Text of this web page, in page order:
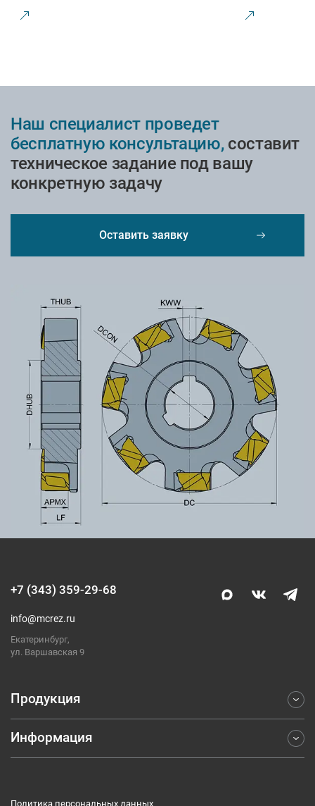
Наш специалист проведет
бесплатную консультацию, составит
техническое задание под вашу
конкретную задачу
Оставить заявку
Продукция
Фрезерование
Точение
Отрезка и обработка канавок
Информация
+7 (343) 359-29-68
info@mcrez.ru
Екатеринбург,
ул. Варшавская 9
Политика персональных данных